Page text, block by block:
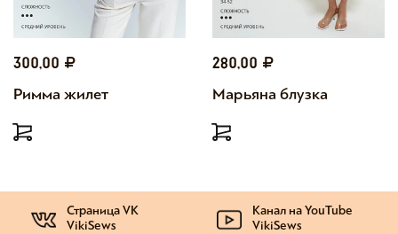
300,00
Римма жилет
280,00
Марьяна блузка
Страница VK
VikiSews
Канал на YouTube
VikiSews